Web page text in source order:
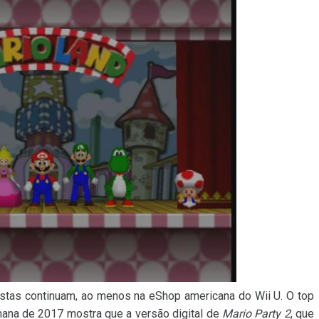
continuam, ao menos na eShop americana do Wii U. O top
de 2017 mostra que a versão digital de Mario Party 2, que